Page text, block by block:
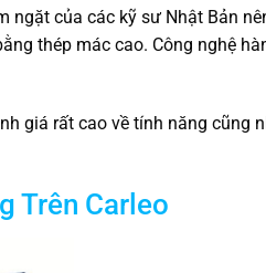
ngặt của các kỹ sư Nhật Bản
thép mác cao. Công nghệ
giá rất cao về tính năng cũng
Trên Carleo